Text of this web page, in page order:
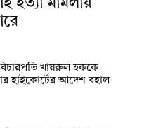
হত্যা মামলায়
খায়রুল হককে
হাইকোর্টের আদেশ বহাল